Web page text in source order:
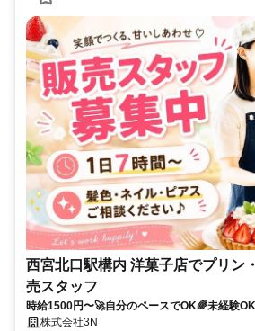
西宮北口駅構内 洋菓子店でプリン
売スタッフ
時給1500円〜🚀自分のペースでOK🌈未経験
株式会社3N